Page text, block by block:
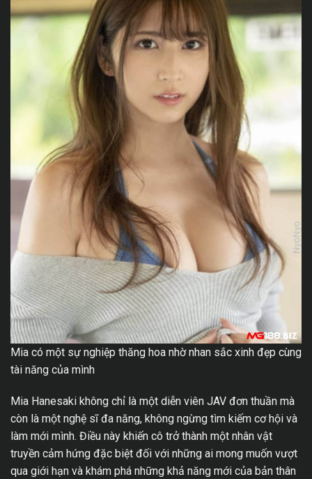
Mia có một sự nghiệp thăng hoa nhờ nhan sắc xinh đẹp cùng
tài năng của mình
Mia Hanesaki không chỉ là một diễn viên JAV đơn thuần mà
còn là một nghệ sĩ đa năng, không ngừng tìm kiếm cơ hội và
làm mới mình. Điều này khiến cô trở thành một nhân vật
truyền cảm hứng đặc biệt đối với những ai mong muốn vượt
qua giới hạn và khám phá những khả năng mới của bản thân